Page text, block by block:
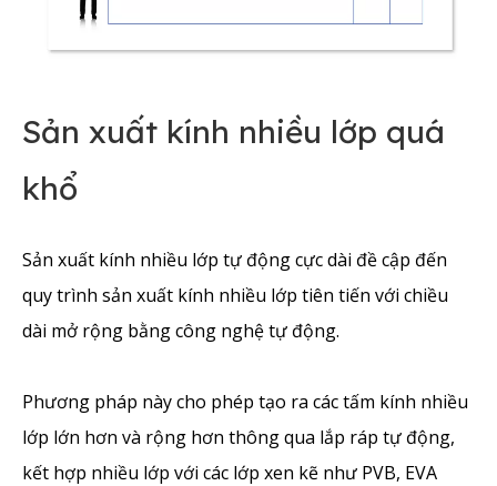
Sản xuất kính nhiều lớp quá
khổ
Sản xuất kính nhiều lớp tự động cực dài đề cập đến
quy trình sản xuất kính nhiều lớp tiên tiến với chiều
dài mở rộng bằng công nghệ tự động.
Phương pháp này cho phép tạo ra các tấm kính nhiều
lớp lớn hơn và rộng hơn thông qua lắp ráp tự động,
kết hợp nhiều lớp với các lớp xen kẽ như PVB, EVA